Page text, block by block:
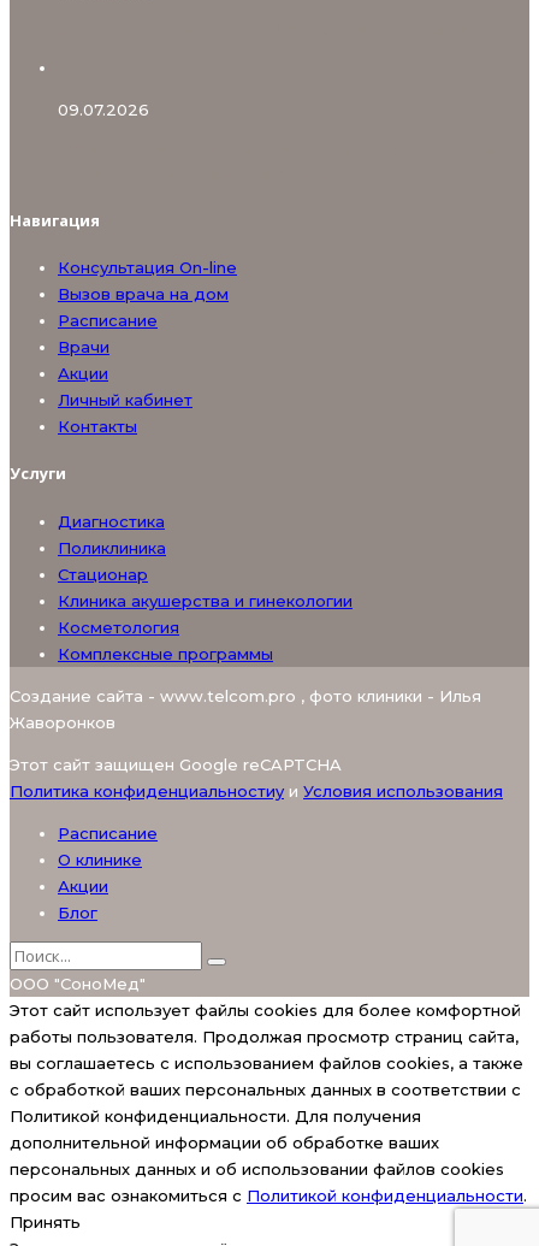
09.07.2026
Навигация
Консультация On-line
Вызов врача на дом
Расписание
Врачи
Акции
Личный кабинет
Контакты
Услуги
Диагностика
Поликлиника
Стационар
Клиника акушерства и гинекологии
Косметология
Комплексные программы
Создание сайта - www.telcom.pro , фото клиники - Илья
Жаворонков
Этот сайт защищен Google reCAPTCHA
Политика конфиденциальностиy и Условия использования
Расписание
О клинике
Акции
Блог
ООО "СоноМед"
Этот сайт использует файлы cookies для более комфортной
работы пользователя. Продолжая просмотр страниц сайта,
вы соглашаетесь с использованием файлов cookies, а также
с обработкой ваших персональных данных в соответствии с
Политикой конфиденциальности. Для получения
дополнительной информации об обработке ваших
персональных данных и об использовании файлов cookies
просим вас ознакомиться с Политикой конфиденциальности.
Принять